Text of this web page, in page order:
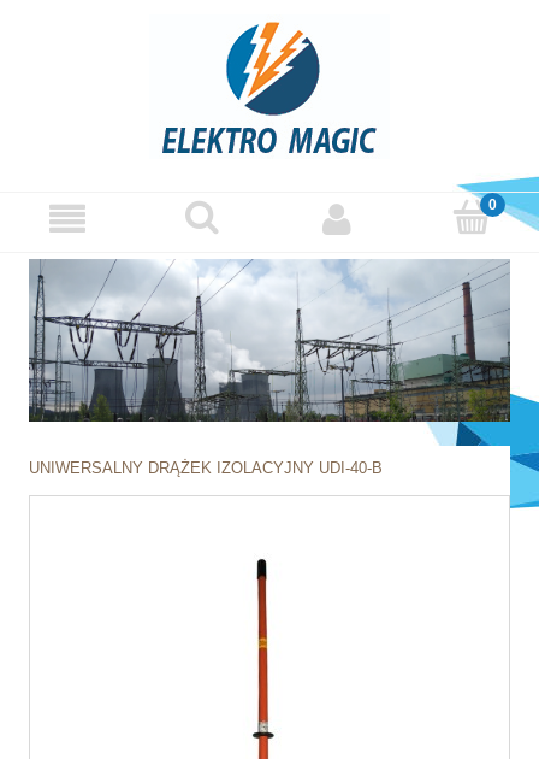
UNIWERSALNY DRĄŻEK IZOLACYJNY UDI-40-B